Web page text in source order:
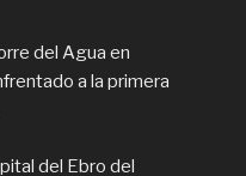
del Agua en
a la primera
del Ebro del